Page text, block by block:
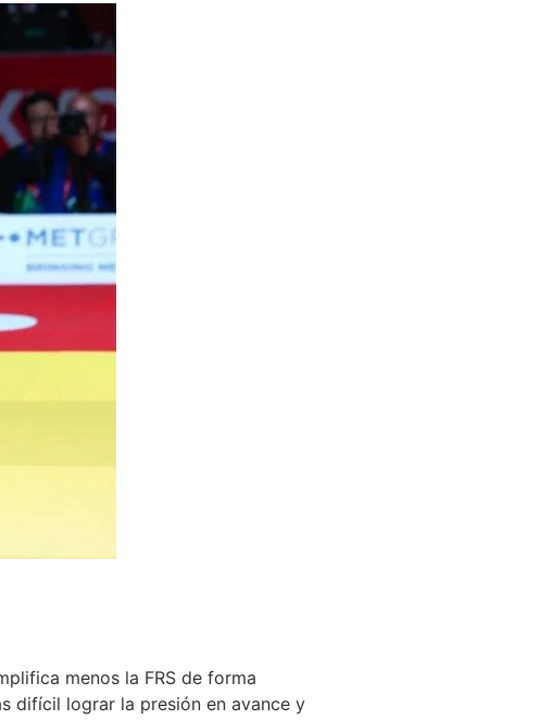
menos la FRS de forma
difícil lograr la presión en avance y